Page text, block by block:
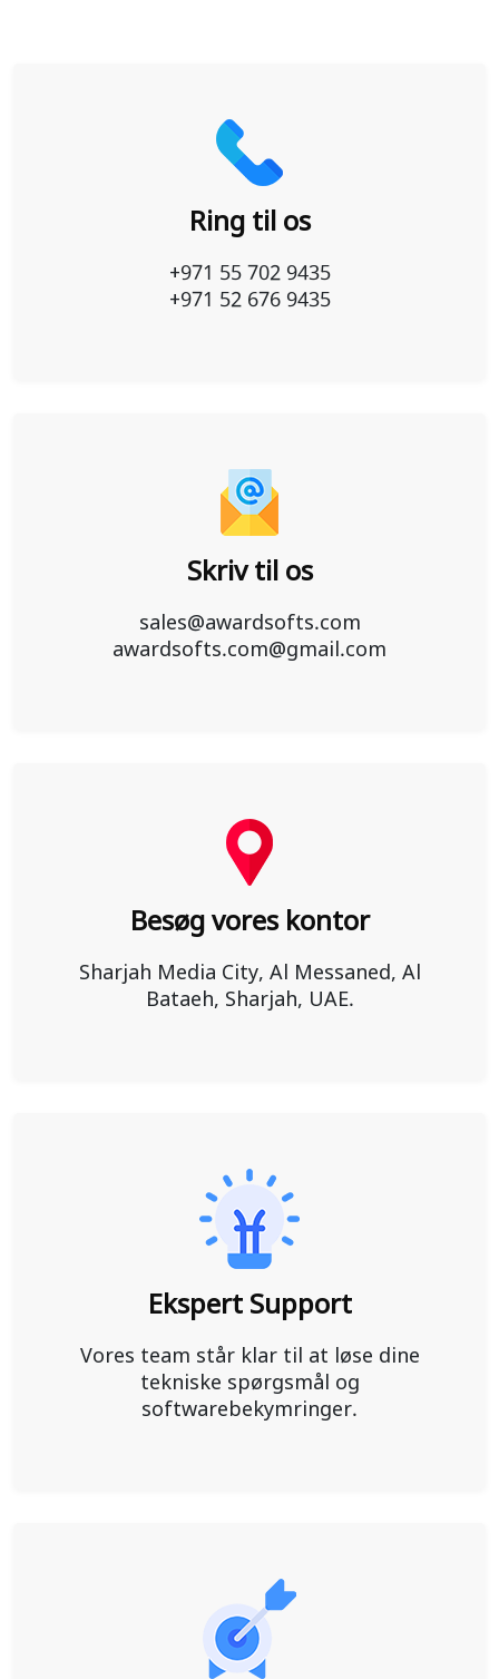
Ring til os
+971 55 702 9435
+971 52 676 9435
Skriv til os
sales@awardsofts.com
awardsofts.com@gmail.com
Besøg vores kontor
Sharjah Media City, Al Messaned, Al
Bataeh, Sharjah, UAE.
Ekspert Support
Vores team står klar til at løse dine
tekniske spørgsmål og
softwarebekymringer.